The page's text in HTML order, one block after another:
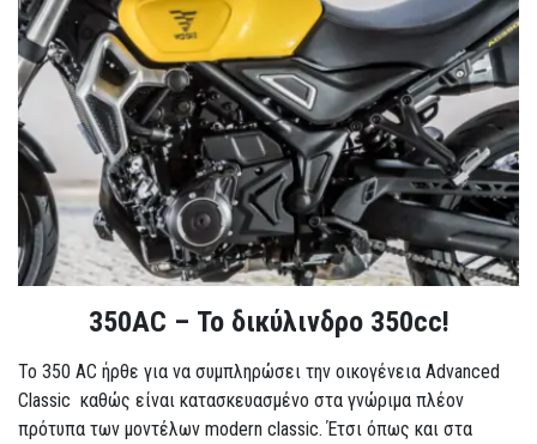
350AC – Το δικύλινδρο 350cc!
To 350 AC ήρθε για να συμπληρώσει την οικογένεια Advanced
Classic καθώς είναι κατασκευασμένο στα γνώριμα πλέον
πρότυπα των μοντέλων modern classic. Έτσι όπως και στα